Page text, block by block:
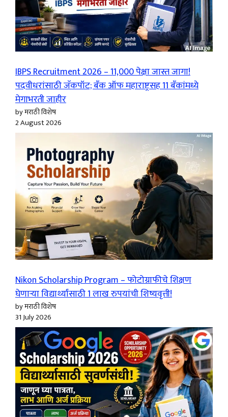
IBPS Recruitment 2026 – 11,000 पेक्षा जास्त जागा!
पदवीधरांसाठी जॅकपॉट; बँक ऑफ महाराष्ट्रसह 11 बँकांमध्ये
मेगाभरती जाहीर
by मराठी विशेष
2 August 2026
Nikon Scholarship Program – फोटोग्राफीचे शिक्षण
घेणाऱ्या विद्यार्थ्यांसाठी 1 लाख रुपयांची शिष्यवृत्ती!
by मराठी विशेष
31 July 2026